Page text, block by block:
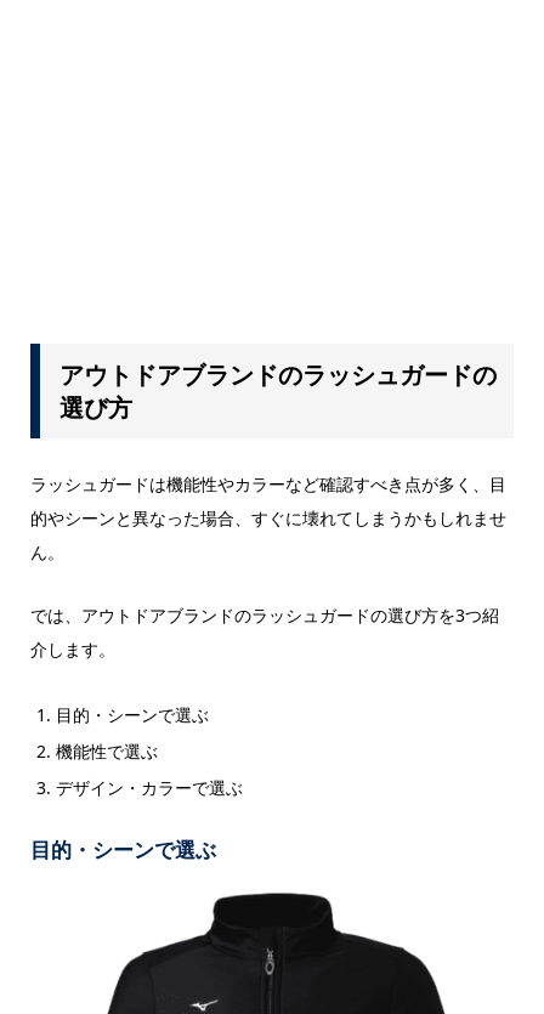
アウトドアブランドのラッシュガードの
選び方
ラッシュガードは機能性やカラーなど確認すべき点が多く、目
的やシーンと異なった場合、すぐに壊れてしまうかもしれませ
ん。
では、アウトドアブランドのラッシュガードの選び方を3つ紹
介します。
目的・シーンで選ぶ
機能性で選ぶ
デザイン・カラーで選ぶ
目的・シーンで選ぶ